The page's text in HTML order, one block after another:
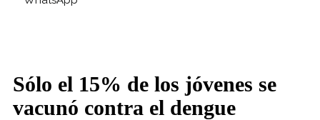
Sólo el 15% de los jóvenes se
vacunó contra el dengue